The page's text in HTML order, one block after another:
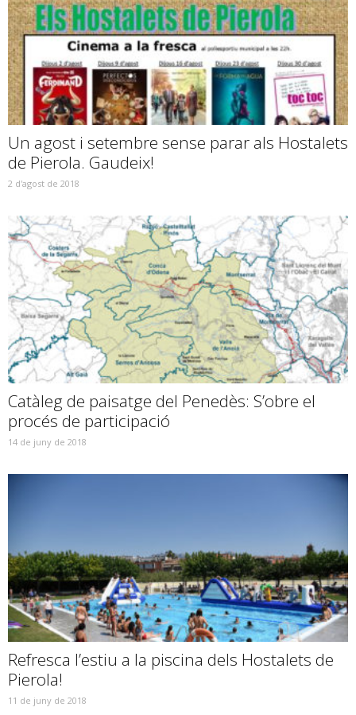
Un agost i setembre sense parar als Hostalets
de Pierola. Gaudeix!
2 d'agost de 2018
Catàleg de paisatge del Penedès: S’obre el
procés de participació
14 de juny de 2018
Refresca l’estiu a la piscina dels Hostalets de
Pierola!
11 de juny de 2018